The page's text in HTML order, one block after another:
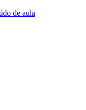
de aula